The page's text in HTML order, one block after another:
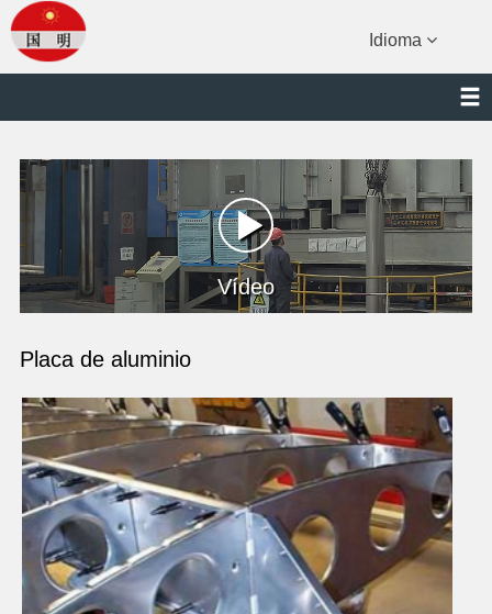
Idioma
Vídeo
Placa de aluminio